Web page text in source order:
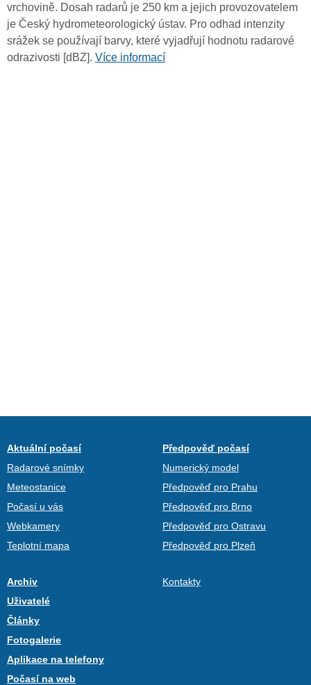
vrchovině. Dosah radarů je 250 km a jejich provozovatelem
je Český hydrometeorologický ústav. Pro odhad intenzity
srážek se používají barvy, které vyjadřují hodnotu radarové
odrazivosti [dBZ]. Více informací
Aktuální počasí
Radarové snímky
Meteostanice
Počasí u vás
Webkamery
Teplotní mapa
Předpověď počasí
Numerický model
Předpověď pro Prahu
Předpověď pro Brno
Předpověď pro Ostravu
Předpověď pro Plzeň
Archiv
Uživatelé
Články
Fotogalerie
Aplikace na telefony
Počasí na web
Kontakty